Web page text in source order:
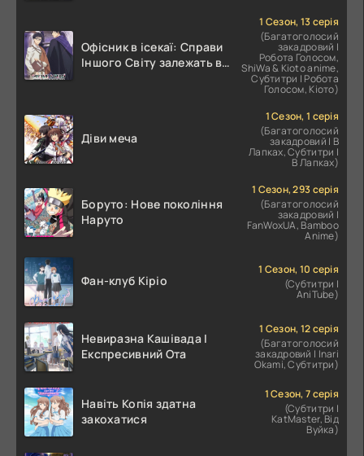
Офісник в ісекаї: Справи
Іншого Світу залежать від
1 Сезон, 13 серія
(Багатоголосий
закадровий |
Робота Голосом,
ShiWa & Kioto anime,
Субтитри | Робота
Голосом, Кіото)
Діви меча
1 Сезон, 1 серія
(Багатоголосий
закадровий | В
Лапках, Субтитри |
В Лапках)
Боруто: Нове покоління
Наруто
1 Сезон, 293 серія
(Багатоголосий
закадровий |
FanWoxUA, Bamboo
Anime)
Фан-клуб Кіріо
1 Сезон, 10 серія
(Субтитри |
AniTube)
Невиразна Кашівада І
Експресивний Ота
1 Сезон, 12 серія
(Багатоголосий
закадровий | Inari
Okami, Субтитри)
Навіть Копія здатна
закохатися
1 Сезон, 7 серія
(Субтитри |
KatMaster, Від
Вуйка)